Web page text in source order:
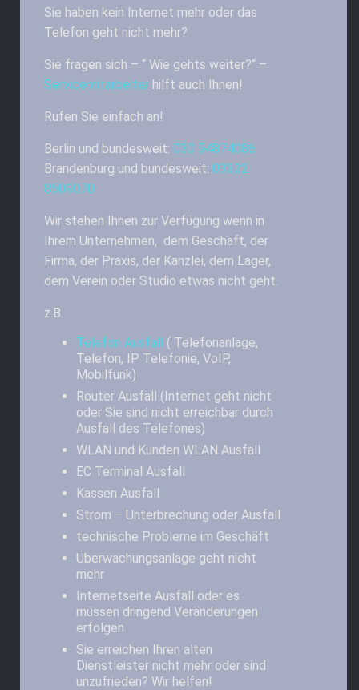
Sie haben kein Internet mehr oder das
Telefon geht nicht mehr?
Sie fragen sich – “ Wie gehts weiter?“ –
Servicemitarbeiter hilft auch Ihnen!
Rufen Sie einfach an!
Berlin und bundesweit: 030 54874086
Brandenburg und bundesweit: 03322
8509070
Wir stehen Ihnen zur Verfügung wenn in
Ihrem Unternehmen, dem Geschäft, der
Firma, der Praxis, der Kanzlei, dem Lager,
dem Verein oder Studio etwas nicht geht.
z.B.
Telefon Ausfall ( Telefonanlage,
Telefon, IP Telefonie, VoIP,
Mobilfunk)
Router Ausfall (Internet geht nicht
oder Sie sind nicht erreichbar durch
Ausfall des Telefones)
WLAN und Kunden WLAN Ausfall
EC Terminal Ausfall
Kassen Ausfall
Strom – Unterbrechung oder Ausfall
technische Probleme im Geschäft
Überwachungsanlage geht nicht
mehr
Internetseite Ausfall oder es
müssen dringend Veränderungen
erfolgen
Sie erreichen Ihren alten
Dienstleister nicht mehr oder sind
unzufrieden? Wir helfen!